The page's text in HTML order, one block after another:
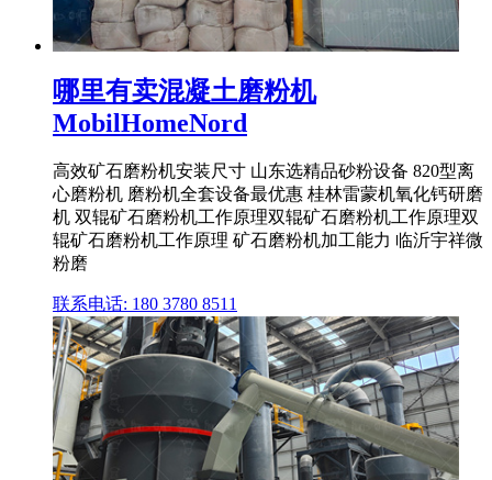
哪里有卖混凝土磨粉机
MobilHomeNord
高效矿石磨粉机安装尺寸 山东选精品砂粉设备 820型离
心磨粉机 磨粉机全套设备最优惠 桂林雷蒙机氧化钙研磨
机 双辊矿石磨粉机工作原理双辊矿石磨粉机工作原理双
辊矿石磨粉机工作原理 矿石磨粉机加工能力 临沂宇祥微
粉磨
联系电话: 180 3780 8511